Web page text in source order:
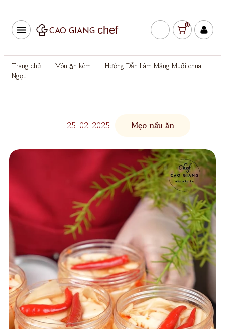
CAO GIANG chef 0
Trang chủ - Món ăn kèm - Hướng Dẫn Làm Măng Muối chua
Ngọt
25-02-2025 Mẹo nấu ăn